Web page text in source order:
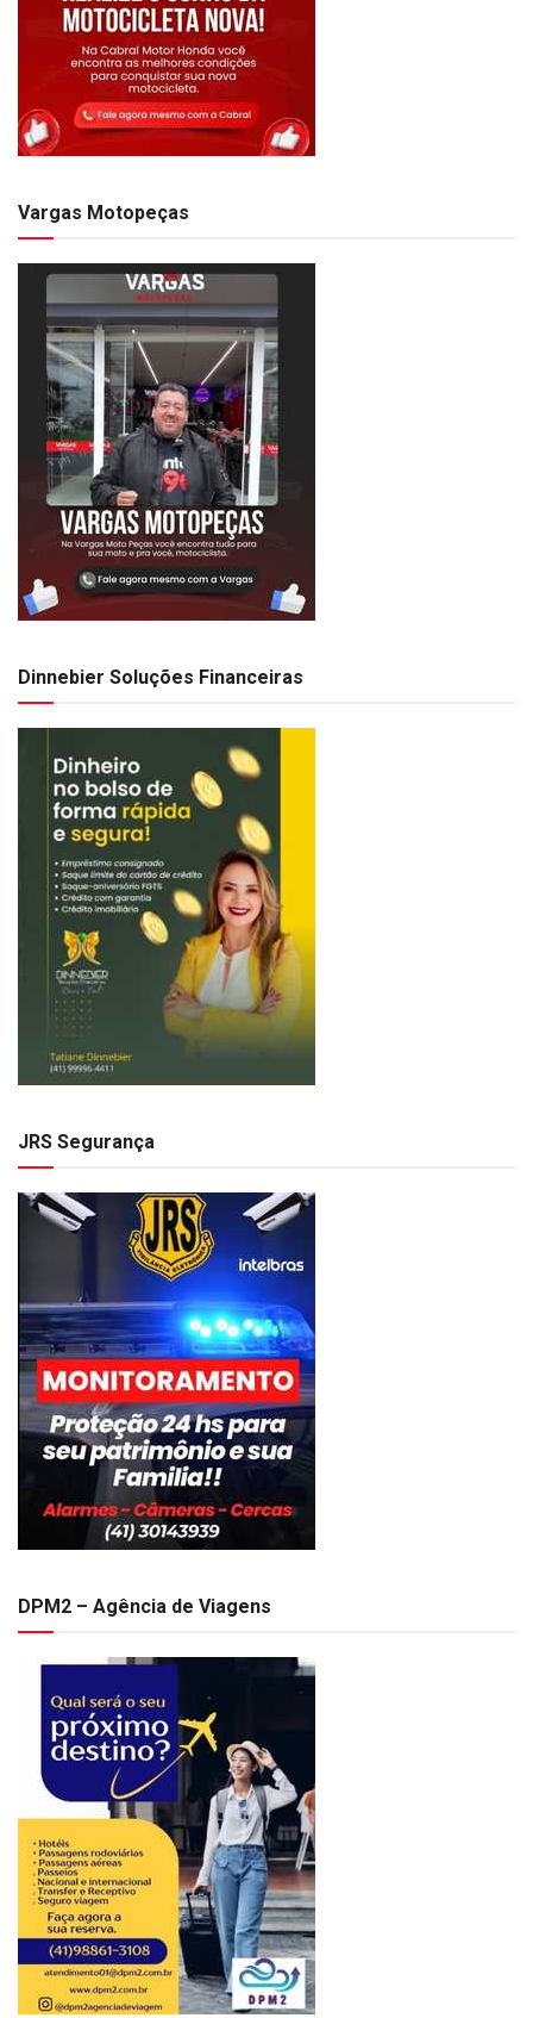
Vargas Motopeças
Dinnebier Soluções Financeiras
JRS Segurança
DPM2 – Agência de Viagens